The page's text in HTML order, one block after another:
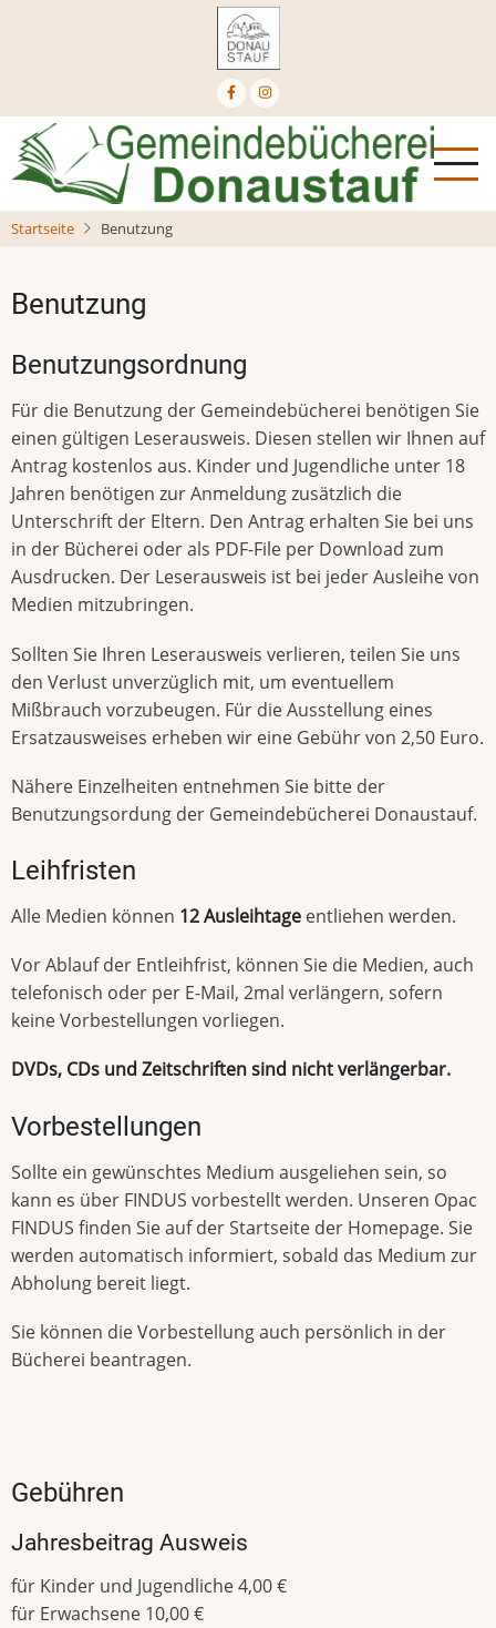
Startseite Benutzung
Benutzung
Benutzungsordnung
Für die Benutzung der Gemeindebücherei benötigen Sie
einen gültigen Leserausweis. Diesen stellen wir Ihnen auf
Antrag kostenlos aus. Kinder und Jugendliche unter 18
Jahren benötigen zur Anmeldung zusätzlich die
Unterschrift der Eltern. Den Antrag erhalten Sie bei uns
in der Bücherei oder als PDF-File per Download zum
Ausdrucken. Der Leserausweis ist bei jeder Ausleihe von
Medien mitzubringen.
Sollten Sie Ihren Leserausweis verlieren, teilen Sie uns
den Verlust unverzüglich mit, um eventuellem
Mißbrauch vorzubeugen. Für die Ausstellung eines
Ersatzausweises erheben wir eine Gebühr von 2,50 Euro.
Nähere Einzelheiten entnehmen Sie bitte der
Benutzungsordung der Gemeindebücherei Donaustauf.
Leihfristen
Alle Medien können 12 Ausleihtage entliehen werden.
Vor Ablauf der Entleihfrist, können Sie die Medien, auch
telefonisch oder per E-Mail, 2mal verlängern, sofern
keine Vorbestellungen vorliegen.
DVDs, CDs und Zeitschriften sind nicht verlängerbar.
Vorbestellungen
Sollte ein gewünschtes Medium ausgeliehen sein, so
kann es über FINDUS vorbestellt werden. Unseren Opac
FINDUS finden Sie auf der Startseite der Homepage. Sie
werden automatisch informiert, sobald das Medium zur
Abholung bereit liegt.
Sie können die Vorbestellung auch persönlich in der
Bücherei beantragen.
Gebühren
Jahresbeitrag Ausweis
für Kinder und Jugendliche 4,00 €
für Erwachsene 10,00 €